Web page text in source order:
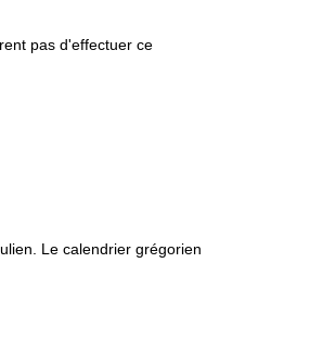
pas d'effectuer ce
Le calendrier grégorien